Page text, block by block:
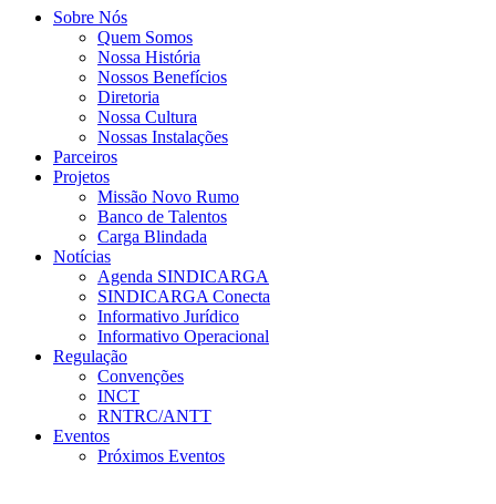
Sobre Nós
Quem Somos
Nossa História
Nossos Benefícios
Diretoria
Nossa Cultura
Nossas Instalações
Parceiros
Projetos
Missão Novo Rumo
Banco de Talentos
Carga Blindada
Notícias
Agenda SINDICARGA
SINDICARGA Conecta
Informativo Jurídico
Informativo Operacional
Regulação
Convenções
INCT
RNTRC/ANTT
Eventos
Próximos Eventos